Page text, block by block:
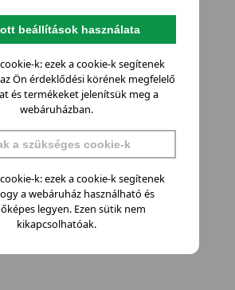
beállítások használata
k: ezek a cookie-k segítenek
Ön érdeklődési körének megfelelő
és termékeket jelenítsük meg a
webáruházban.
a szükséges cookie-k
k: ezek a cookie-k segítenek
a webáruház használható és
legyen. Ezen sütik nem
kikapcsolhatóak.